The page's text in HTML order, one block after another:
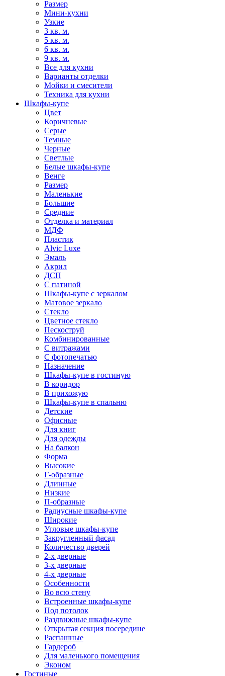
Размер
Мини-кухни
Узкие
3 кв. м.
5 кв. м.
6 кв. м.
9 кв. м.
Все для кухни
Варианты отделки
Мойки и смесители
Техника для кухни
Шкафы-купе
Цвет
Коричневые
Серые
Темные
Черные
Светлые
Белые шкафы-купе
Венге
Размер
Маленькие
Большие
Средние
Отделка и материал
МДФ
Пластик
Alvic Luxe
Эмаль
Акрил
ДСП
С патиной
Шкафы-купе с зеркалом
Матовое зеркало
Стекло
Цветное стекло
Пескоструй
Комбинированные
С витражами
С фотопечатью
Назначение
Шкафы-купе в гостиную
В коридор
В прихожую
Шкафы-купе в спальню
Детские
Офисные
Для книг
Для одежды
На балкон
Форма
Высокие
Г-образные
Длинные
Низкие
П-образные
Радиусные шкафы-купе
Широкие
Угловые шкафы-купе
Закругленный фасад
Количество дверей
2-х дверные
3-х дверные
4-х дверные
Особенности
Во всю стену
Встроенные шкафы-купе
Под потолок
Раздвижные шкафы-купе
Открытая секция посередине
Распашные
Гардероб
Для маленького помещения
Эконом
Гостиные